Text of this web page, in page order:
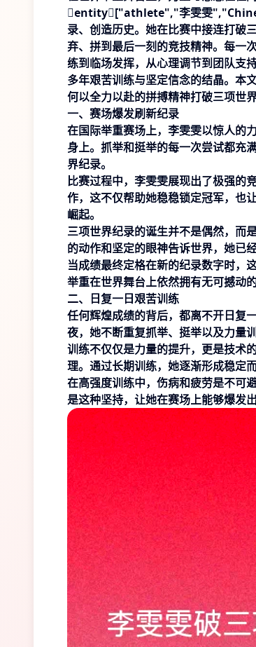
entity["athlete","李雯雯
录、创造历史。她在比赛中接连打破
弃、拼到最后一刻的竞技精神。每一
练到临场发挥，从心理调节到团队支
多年艰苦训练与坚定信念的结晶。本
何以全力以赴的拼搏精神打破三项世
一、赛场爆发刷新纪录
在国际举重赛场上，李雯雯以惊人的
身上。抓举和挺举的每一次尝试都充
界纪录。
比赛过程中，李雯雯展现出了极强的
作，这不仅帮助她稳稳锁定冠军，也
崛起。
三项世界纪录的诞生并不是偶然，而
的动作和坚定的眼神告诉世界，她已
当成绩最终定格在新的纪录数字时，
举重在世界舞台上依然拥有无可撼动的
二、日复一日艰苦训练
任何辉煌成绩的背后，都离不开日复
夜，她不断重复抓举、挺举以及力量
训练不仅仅是力量的提升，更是技术
理。通过长期训练，她逐渐形成稳定
在高强度训练中，伤病和疲劳是不可
是这种坚持，让她在赛场上能够爆发